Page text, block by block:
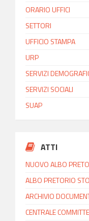
ORARIO UFFICI
SETTORI
UFFICIO STAMPA
URP
SERVIZI
SERVIZI SOCIALI
SUAP
ATTI
NUOVO ALBO
ALBO PRETORIO
ARCHIVIO
CENTRALE